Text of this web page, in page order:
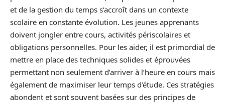
et de la gestion du temps s’accroît dans un contexte
scolaire en constante évolution. Les jeunes apprenants
doivent jongler entre cours, activités périscolaires et
obligations personnelles. Pour les aider, il est primordial de
mettre en place des techniques solides et éprouvées
permettant non seulement d’arriver à l’heure en cours mais
également de maximiser leur temps d’étude. Ces stratégies
abondent et sont souvent basées sur des principes de